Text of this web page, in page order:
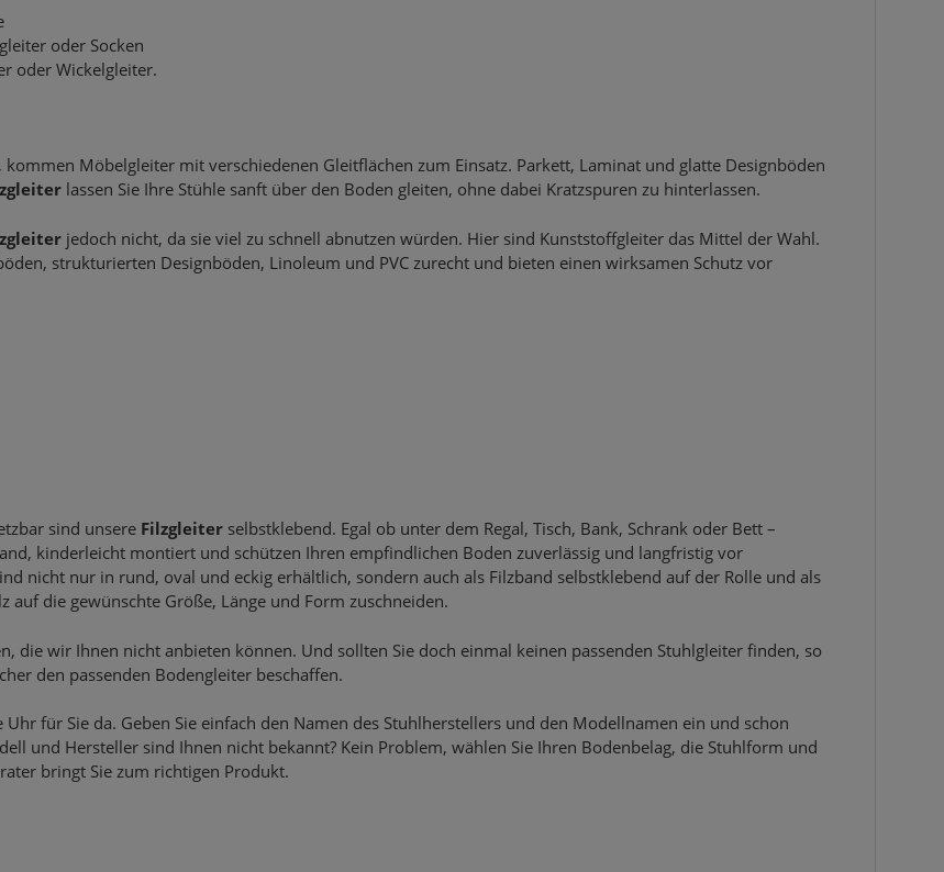
oder Socken
oder Wickelgleiter.
Möbelgleiter mit verschiedenen Gleitflächen zum Einsatz. Parkett, Laminat und glatte Designböden
lassen Sie Ihre Stühle sanft über den Boden gleiten, ohne dabei Kratzspuren zu hinterlassen.
jedoch nicht, da sie viel zu schnell abnutzen würden. Hier sind Kunststoffgleiter das Mittel der Wahl.
strukturierten Designböden, Linoleum und PVC zurecht und bieten einen wirksamen Schutz vor
sind unsere Filzgleiter selbstklebend. Egal ob unter dem Regal, Tisch, Bank, Schrank oder Bett –
kinderleicht montiert und schützen Ihren empfindlichen Boden zuverlässig und langfristig vor
nicht nur in rund, oval und eckig erhältlich, sondern auch als Filzband selbstklebend auf der Rolle und als
auf die gewünschte Größe, Länge und Form zuschneiden.
die wir Ihnen nicht anbieten können. Und sollten Sie doch einmal keinen passenden Stuhlgleiter finden, so
den passenden Bodengleiter beschaffen.
für Sie da. Geben Sie einfach den Namen des Stuhlherstellers und den Modellnamen ein und schon
und Hersteller sind Ihnen nicht bekannt? Kein Problem, wählen Sie Ihren Bodenbelag, die Stuhlform und
bringt Sie zum richtigen Produkt.